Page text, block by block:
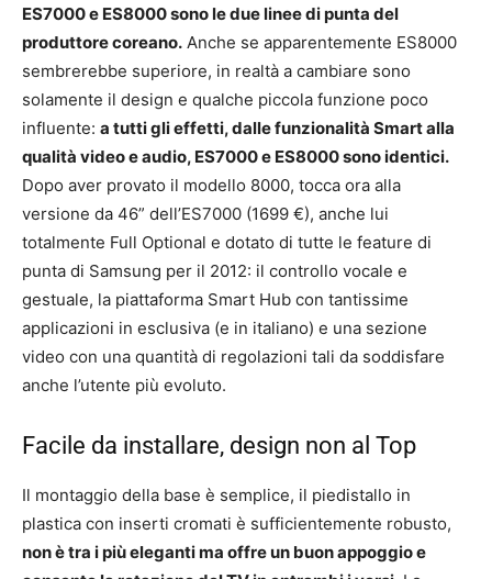
ES7000 e ES8000 sono le due linee di punta del
produttore coreano. Anche se apparentemente ES8000
sembrerebbe superiore, in realtà a cambiare sono
solamente il design e qualche piccola funzione poco
influente: a tutti gli effetti, dalle funzionalità Smart alla
qualità video e audio, ES7000 e ES8000 sono identici.
Dopo aver provato il modello 8000, tocca ora alla
versione da 46” dell’ES7000 (1699 €), anche lui
totalmente Full Optional e dotato di tutte le feature di
punta di Samsung per il 2012: il controllo vocale e
gestuale, la piattaforma Smart Hub con tantissime
applicazioni in esclusiva (e in italiano) e una sezione
video con una quantità di regolazioni tali da soddisfare
anche l’utente più evoluto.
Facile da installare, design non al Top
Il montaggio della base è semplice, il piedistallo in
plastica con inserti cromati è sufficientemente robusto,
non è tra i più eleganti ma offre un buon appoggio e